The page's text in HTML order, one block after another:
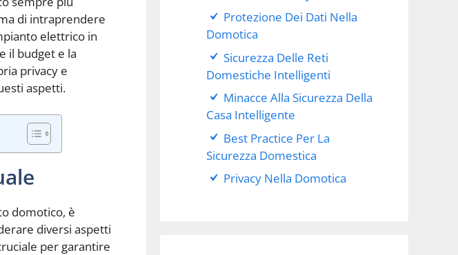
di intraprendere
elettrico in
il budget e la
privacy e
aspetti.
domotico, è
diversi aspetti
per garantire
Protezione Dei Dati Nella
Domotica
Sicurezza Delle Reti
Domestiche Intelligenti
Minacce Alla Sicurezza Della
Casa Intelligente
Best Practice Per La
Sicurezza Domestica
Privacy Nella Domotica